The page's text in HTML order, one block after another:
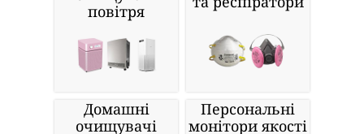
повітря
Домашні
очищувачі
Персональні
монітори якості